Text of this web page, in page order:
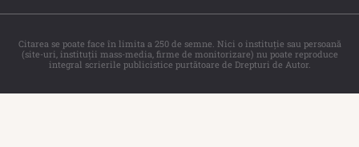
Citarea se poate face în limita a 250 de semne. Nici o instituţie sau persoană
(site-uri, instituţii mass-media, firme de monitorizare) nu poate reproduce
integral scrierile publicistice purtătoare de Drepturi de Autor.